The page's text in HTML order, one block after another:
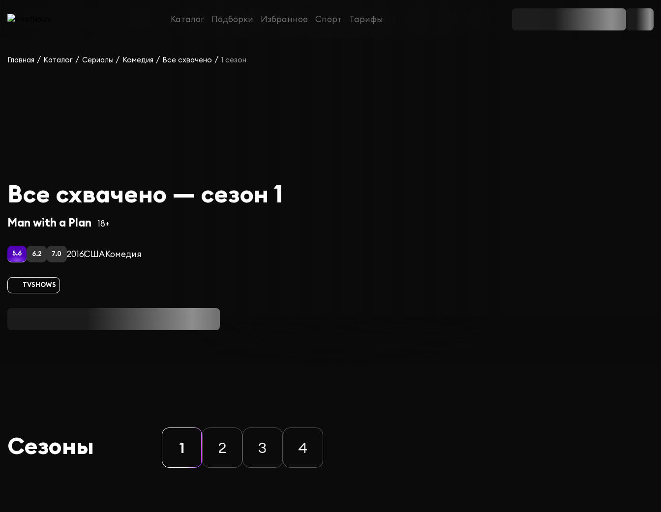
Каталог Подборки Избранное Спорт Тарифы
Главная / Каталог / Сериалы / Комедия / Все схвачено / 1 сезон
Все схвачено — сезон 1
Man with a Plan 18+
5.6 6.2 7.0 2016СШАКомедия
TVSHOWS
Сезоны 1 2 3 4